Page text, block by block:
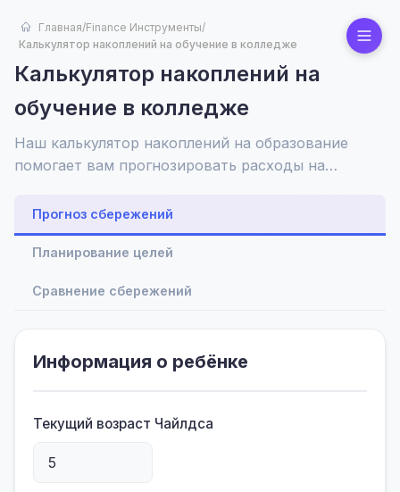
Главная/Finance Инструменты/
Калькулятор накоплений на обучение в колледже
Калькулятор накоплений на
обучение в колледже
Наш калькулятор накоплений на образование
помогает вам прогнозировать расходы на
достижимые цели. Обеспечьте финансовую
стабильность будущего вашего ребенка с
персонализированными, действенными советами.
Прогноз сбережений
Планирование целей
Сравнение сбережений
Информация о ребёнке
Текущий возраст Чайлдса